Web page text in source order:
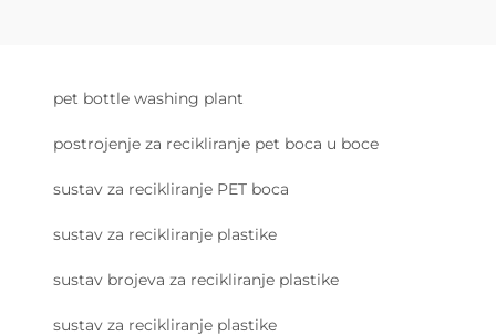
pet bottle washing plant
postrojenje za recikliranje pet boca u boce
sustav za recikliranje PET boca
sustav za recikliranje plastike
sustav brojeva za recikliranje plastike
sustav za recikliranje plastike